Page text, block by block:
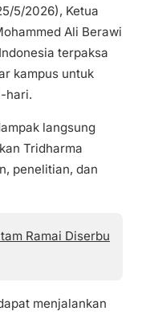
5/2026), Ketua
Ali Berawi
terpaksa
kampus untuk
hari.
langsung
Tridharma
penelitian, dan
Ramai Diserbu
menjalankan